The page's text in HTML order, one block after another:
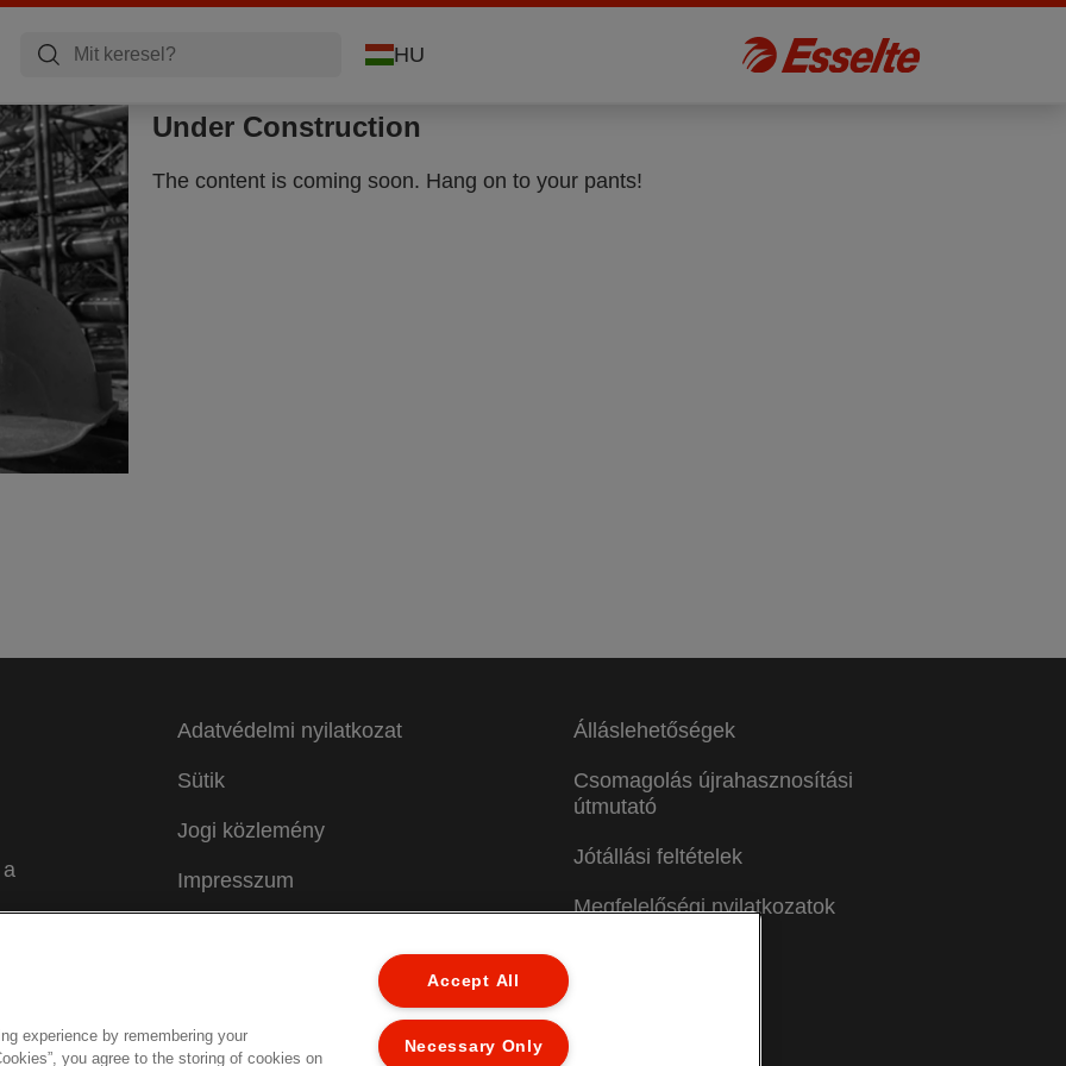
HU
Under Construction
The content is coming soon. Hang on to your pants!
Adatvédelmi nyilatkozat
Sütik
Jogi közlemény
Impresszum
Álláslehetőségek
Csomagolás újrahasznosítási
útmutató
Jótállási feltételek
Megfelelőségi nyilatkozatok
experience by remembering your
you agree to the storing of cookies on
Accept All
Necessary Only